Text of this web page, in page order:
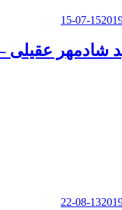
2019-07-
شادمهر
2019-08-